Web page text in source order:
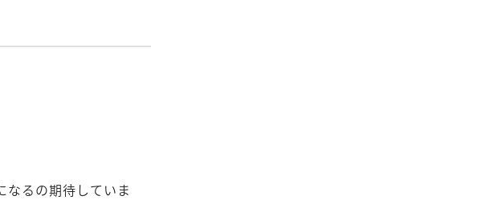
なるの期待していま